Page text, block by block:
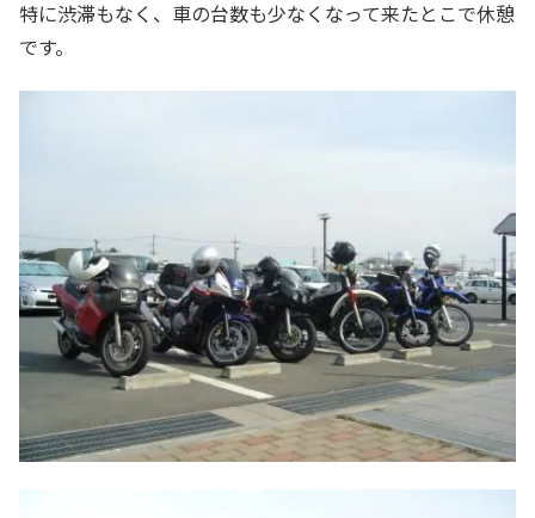
特に渋滞もなく、車の台数も少なくなって来たとこで休憩
です。